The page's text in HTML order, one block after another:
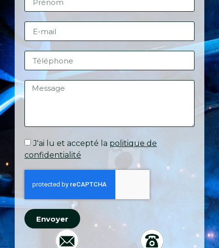
J'ai lu et accepté la politique de
confidentialité
Envoyer